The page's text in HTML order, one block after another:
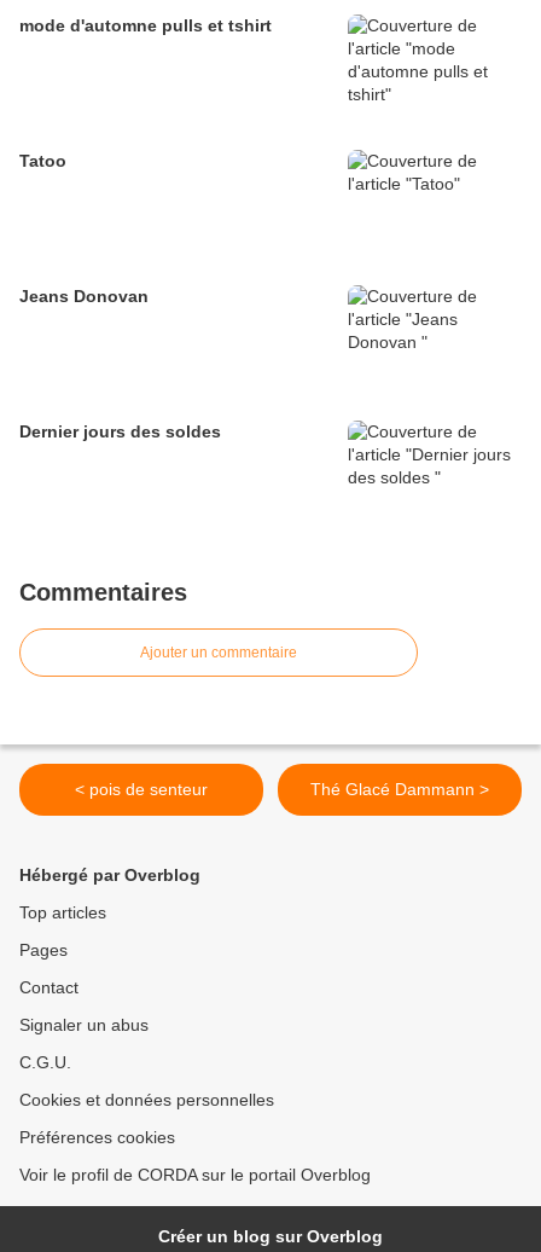
mode d'automne pulls et tshirt
Tatoo
Jeans Donovan
Dernier jours des soldes
Commentaires
Ajouter un commentaire
< pois de senteur Thé Glacé Dammann >
Hébergé par Overblog
Top articles
Pages
Contact
Signaler un abus
C.G.U.
Cookies et données personnelles
Préférences cookies
Voir le profil de CORDA sur le portail Overblog
Créer un blog sur Overblog